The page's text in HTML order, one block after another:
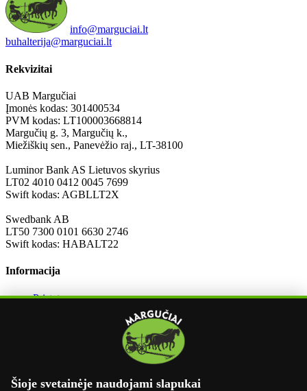
Šioje svetainėje naudojami slapukai
info@marguciai.lt
buhalterija@marguciai.lt
Rekvizitai
UAB Margučiai
Įmonės kodas: 301400534
PVM kodas: LT100003668814
Margučių g. 3, Margučių k.,
Miežiškių sen., Panevėžio raj., LT-38100
Luminor Bank AS Lietuvos skyrius
LT02 4010 0412 0045 7699
Swift kodas: AGBLLT2X
Swedbank AB
LT50 7300 0101 6630 2746
Swift kodas: HABALT22
Informacija
Pristatymas
Užsakymo grąžinimas